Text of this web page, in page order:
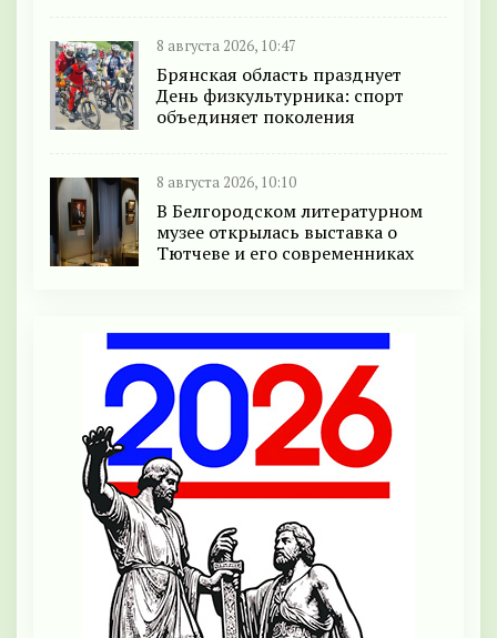
8 августа 2026, 10:47
Брянская область празднует
День физкультурника: спорт
объединяет поколения
8 августа 2026, 10:10
В Белгородском литературном
музее открылась выставка о
Тютчеве и его современниках